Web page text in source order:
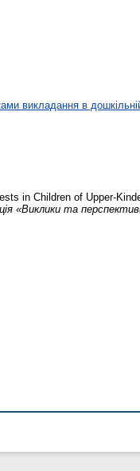
викладання в дошкільній
in Children of Upper-
«Виклики та